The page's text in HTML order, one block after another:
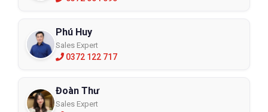
Phú Huy
Sales Expert
0372 122 717
Đoàn Thư
Sales Expert